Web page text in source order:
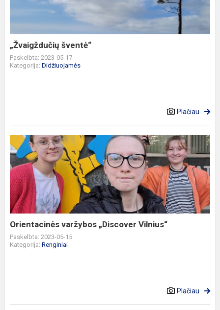
„Žvaigždučių šventė“
Paskelbta: 2023-05-17
Kategorija: Didžiuojamės
Plačiau
Orientacinės
varžybos
„Discover
Vilnius“
Orientacinės varžybos „Discover Vilnius“
Paskelbta: 2023-05-15
Kategorija: Renginiai
Plačiau